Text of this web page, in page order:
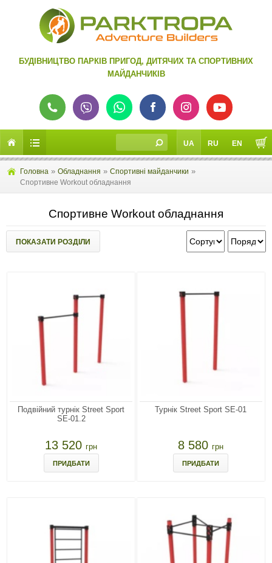
БУДІВНИЦТВО ПАРКІВ ПРИГОД, ДИТЯЧИХ ТА СПОРТИВНИХ
МАЙДАНЧИКІВ
UA RU EN
Головна » Обладнання » Спортивні майданчики »
Спортивне Workout обладнання
Спортивне Workout обладнання
ПОКАЗАТИ РОЗДІЛИ
Подвійний турнік Street Sport
SE-01.2
13 520грн
ПРИДБАТИ
Турнік Street Sport SE-01
8 580грн
ПРИДБАТИ